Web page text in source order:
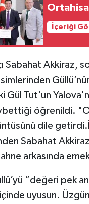
İçeriği
Sabahat Akkiraz,
Gül Tut'un
öğrenildi.
dile getirdi.
Sabahat
arkasında
“değeri pek
uyusun.